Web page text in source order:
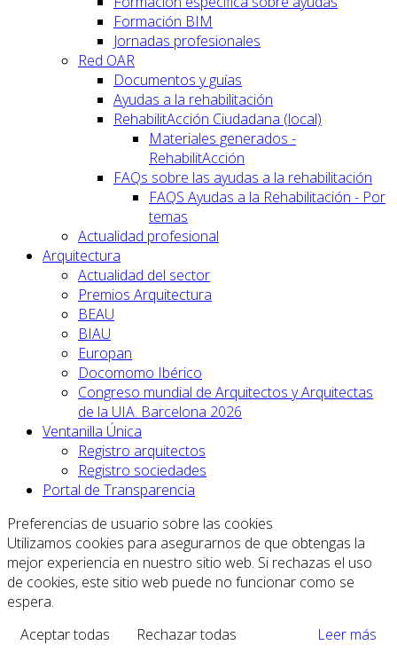
Formación BIM
Jornadas profesionales
Red OAR
Documentos y guías
Ayudas a la rehabilitación
RehabilitAcción Ciudadana (local)
Materiales generados -
RehabilitAcción
FAQs sobre las ayudas a la rehabilitación
FAQS Ayudas a la Rehabilitación - Por
temas
Actualidad profesional
Arquitectura
Actualidad del sector
Premios Arquitectura
BEAU
BIAU
Europan
Docomomo Ibérico
Congreso mundial de Arquitectos y Arquitectas
de la UIA. Barcelona 2026
Ventanilla Única
Registro arquitectos
Registro sociedades
Portal de Transparencia
Preferencias de usuario sobre las cookies
Utilizamos cookies para asegurarnos de que obtengas la
mejor experiencia en nuestro sitio web. Si rechazas el uso
de cookies, este sitio web puede no funcionar como se
espera.
Aceptar todas
Rechazar todas
Leer más